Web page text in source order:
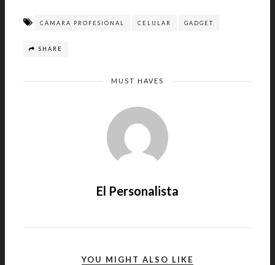
CÁMARA PROFESIONAL CELULAR GADGET
SHARE
MUST HAVES
El Personalista
YOU MIGHT ALSO LIKE